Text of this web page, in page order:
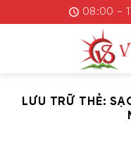
đến
08:00 -
LƯU TRỮ THẺ: